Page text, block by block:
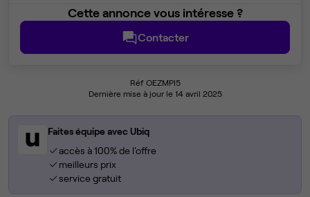
Cette annonce vous intéresse ?
Contacter
Réf OEZMPI5
Dernière mise à jour le 14 avril 2025
Faites équipe avec Ubiq
accès à 100% de l'offre
meilleurs prix
service gratuit